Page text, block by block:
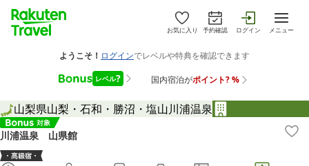
お気に入り 予約確認 ログイン メニュー
山梨県山梨・石和・勝沼・塩山川浦温泉
川浦温泉 山県館